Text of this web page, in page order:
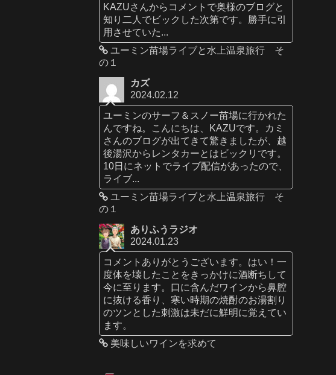
KAZUさんからコメントで奥様のブログと
知り二人でビックした次第です。勝手に引
用させていた...
ユーミン苗場ライブと水上温泉旅行 そ
の１
カズ
2024.02.12
ユーミンのサーフ＆スノー苗場に行かれた
んですね。こんにちは、KAZUです。カミ
さんのブログが出てきて驚きましたが、越
後湯沢からレンタカーとはビックリです。
10日にネットでライブ配信があったので、
ライブ...
ユーミン苗場ライブと水上温泉旅行 そ
の１
ありふうラジオ
2024.01.23
コメントありがとうございます。はい！一
度体を壊したことをきっかけに酒断ちして
今に至ります。口に含んだワインから鼻腔
に抜ける香り、寒い時期の焼酎のお湯割り
のツンとした刺激は未だに鮮明に覚えてい
ます。
美味しいワインを求めて